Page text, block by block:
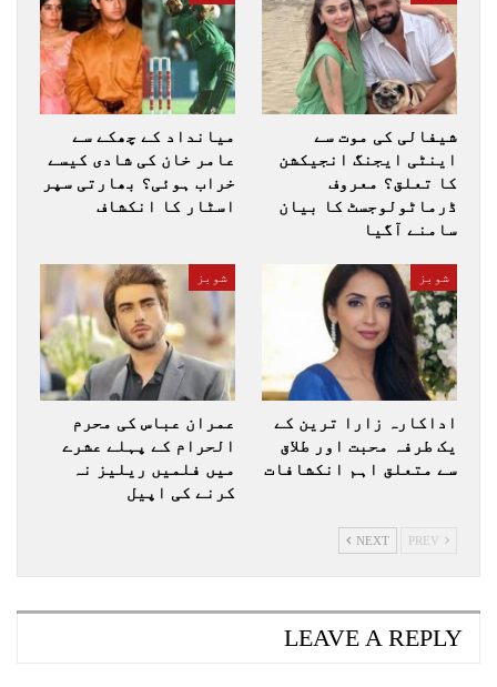
شیفالی کی موت سے
اینٹی ایجنگ انجیکشن
کا تعلق؟ معروف
ڈرماٹولوجسٹ کا بیان
سامنے آگیا
میانداد کے چھکے سے
عامر خان کی شادی کیسے
خراب ہوئی؟ بھارتی سپر
اسٹار کا انکشاف
شوبز
اداکارہ زارا ترین کے
یک طرفہ محبت اور طلاق
سے متعلق اہم انکشافات
شوبز
عمران عباس کی محرم
الحرام کے پہلے عشرے
میں فلمیں ریلیز نہ
کرنے کی اپیل
NEXT
LEAVE A REPLY